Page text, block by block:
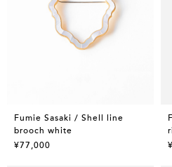
Fumie Sasaki / Shell line
brooch white
¥77,000